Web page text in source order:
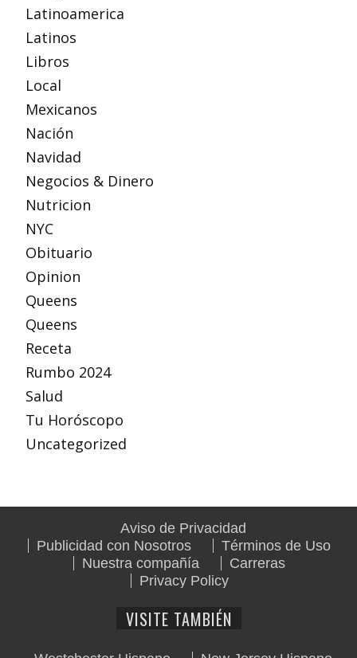
Latinoamerica
Latinos
Libros
Local
Mexicanos
Nación
Navidad
Negocios & Dinero
Nutricion
NYC
Obituario
Opinion
Queens
Queens
Receta
Rumbo 2024
Salud
Tu Horóscopo
Uncategorized
Aviso de Privacidad
Publicidad con Nosotros
Términos de Uso
Nuestra compañía
Carreras
Privacy Policy
VISITE TAMBIÉN